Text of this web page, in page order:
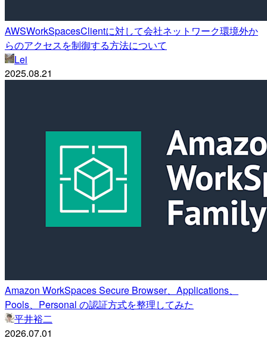
AWSWorkSpacesClientに対して会社ネットワーク環境外か
らのアクセスを制御する方法について
Lei
2025.08.21
Amazon WorkSpaces Secure Browser、Applications、
Pools、Personal の認証方式を整理してみた
平井裕二
2026.07.01